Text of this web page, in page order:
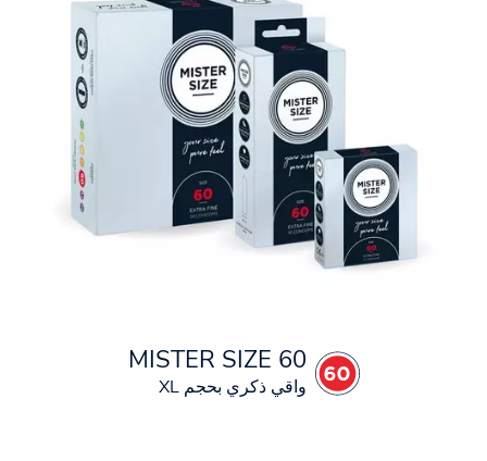
MISTER SIZE 60
واقي ذكري بحجم XL